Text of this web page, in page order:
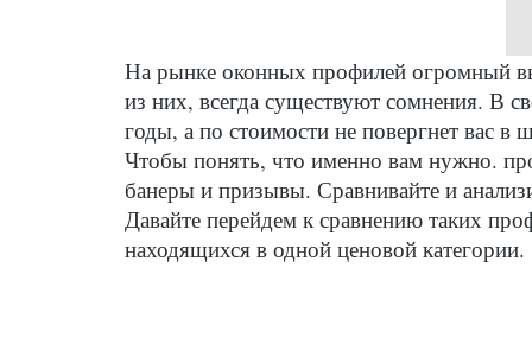
На рынке оконных профилей огромный
из них, всегда существуют сомнения. В
годы, а по стоимости не повергнет вас в
Чтобы понять, что именно вам нужно.
банеры и призывы. Сравнивайте и
Давайте перейдем к сравнению таких
находящихся в одной ценовой категории.